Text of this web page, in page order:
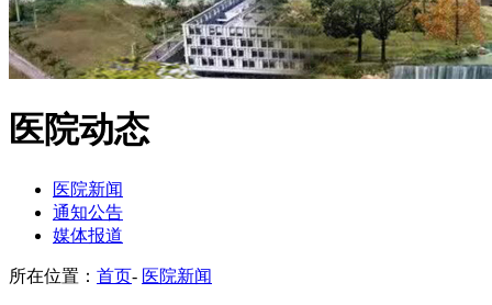
医院动态
医院新闻
通知公告
媒体报道
所在位置： 首页- 医院新闻